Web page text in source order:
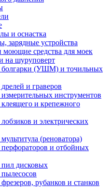
и оснастка
зарядные устройства
моющие средства для моек
на шуруповерт
болгарки (УШМ) и точильных
и граверов
инструментов
и крепежного
и электрических
(реноватора)
перфораторов и отбойных
пил дисковых
рубанков и станков